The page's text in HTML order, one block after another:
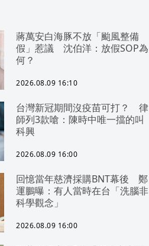
蔣萬安白海豚不放「颱風整備
假」惹議 沈伯洋：放假SOP為
何？
2026.08.09 16:10
台灣新冠期間沒疫苗可打？ 律
師列3款嗆：陳時中唯一擋的叫
科興
2026.08.09 16:00
回憶當年慈濟採購BNT幕後 鄭
運鵬曝：有人當時在台「洗腦非
科學觀念」
2026.08.09 16:00